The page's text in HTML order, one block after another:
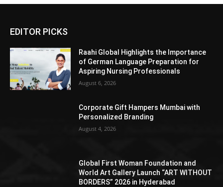
EDITOR PICKS
Raahi Global Highlights the Importance
of German Language Preparation for
Aspiring Nursing Professionals
August 6, 2026
Corporate Gift Hampers Mumbai with
Personalized Branding
August 4, 2026
Global First Woman Foundation and
World Art Gallery Launch “ART WITHOUT
BORDERS” 2026 in Hyderabad